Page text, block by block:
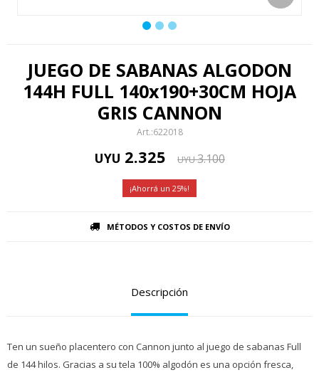
JUEGO DE SABANAS ALGODON
144H FULL 140x190+30CM HOJA
GRIS CANNON
622018
UYU 2.325 UYU3.100
25
MÉTODOS Y COSTOS DE ENVÍO
Descripción
Ten un sueño placentero con Cannon junto al juego de sabanas Full
de 144 hilos. Gracias a su tela 100% algodón es una opción fresca,